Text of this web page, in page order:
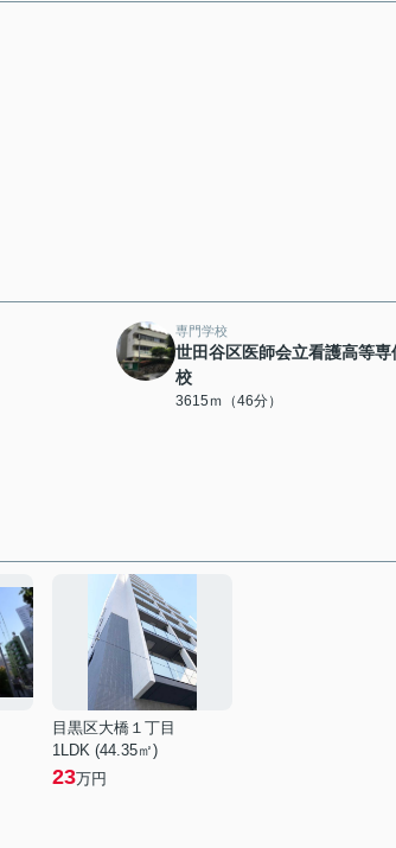
専門学校
世田谷区医師会立看護高等専
校
3615ｍ（46分）
目黒区大橋１丁目
1LDK (44.35㎡)
23万円